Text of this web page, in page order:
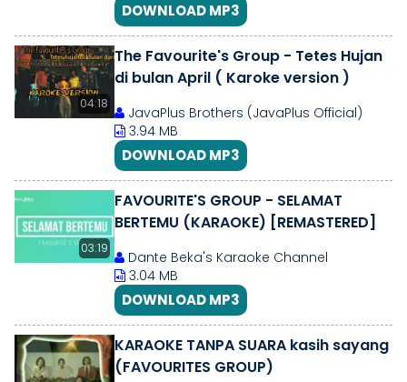
DOWNLOAD MP3
04:18
The Favourite's Group - Tetes Hujan
di bulan April ( Karoke version )
JavaPlus Brothers (JavaPlus Official)
3.94 MB
DOWNLOAD MP3
03:19
FAVOURITE'S GROUP - SELAMAT
BERTEMU (KARAOKE) [REMASTERED]
Dante Beka's Karaoke Channel
3.04 MB
DOWNLOAD MP3
KARAOKE TANPA SUARA kasih sayang
(FAVOURITES GROUP)